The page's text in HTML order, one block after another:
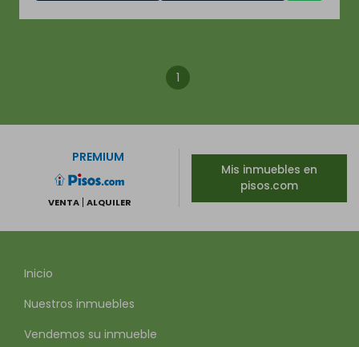
1
PREMIUM
VENTA ALQUILER
Mis inmuebles en
pisos.com
Inicio
Nuestros inmuebles
Vendemos su inmueble